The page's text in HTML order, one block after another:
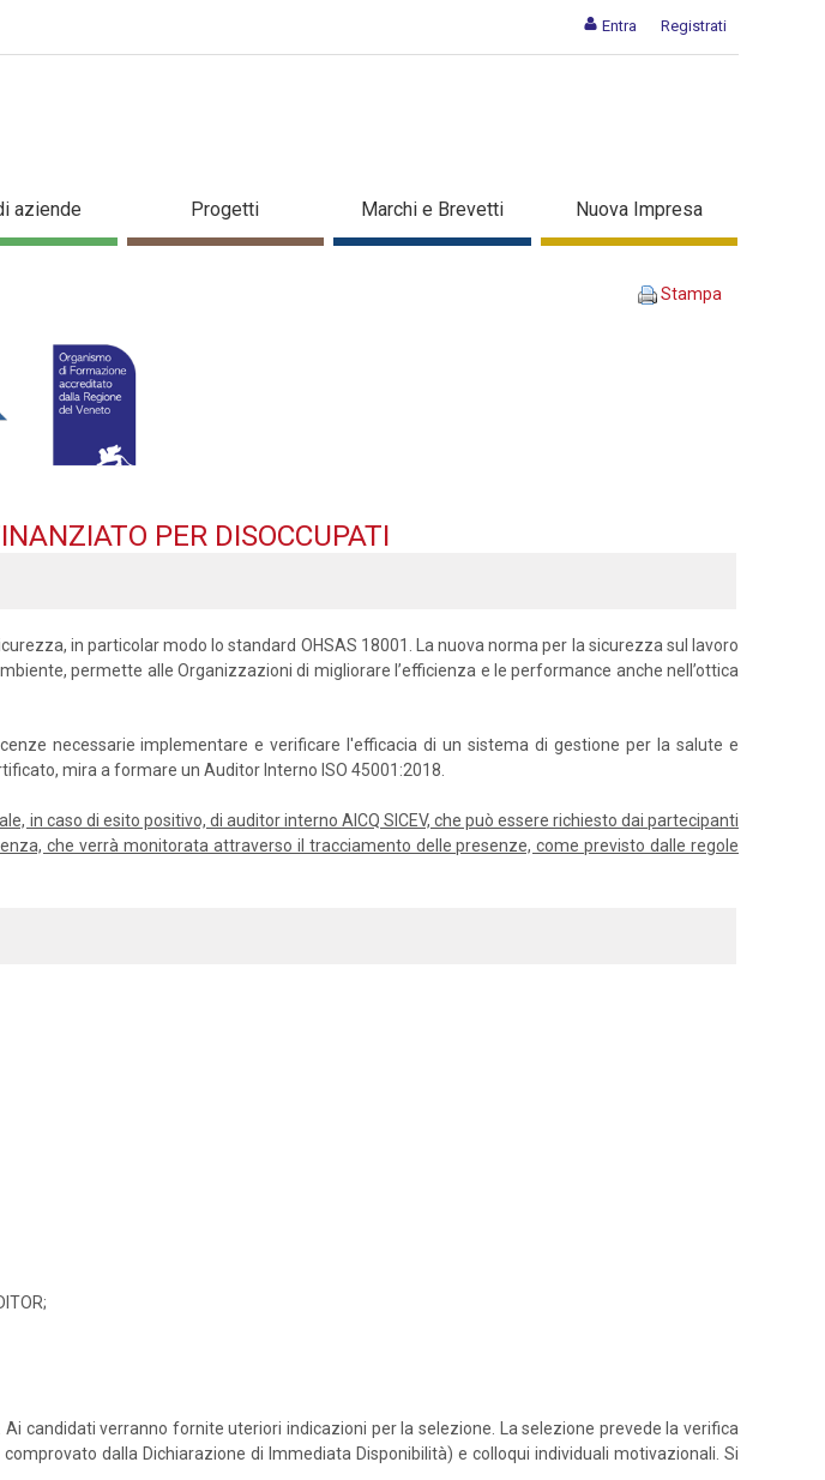
Entra Registrati
OnLine finanziato per disoccupati - Dettaglio
aziende Progetti Marchi e Brevetti Nuova Impresa
Stampa
PER DISOCCUPATI
in particolar modo lo standard OHSAS 18001. La nuova norma per la sicurezza sul lavoro
permette alle Organizzazioni di migliorare l’efficienza e le performance anche nell’ottica
necessarie implementare e verificare l'efficacia di un sistema di gestione per la salute e
mira a formare un Auditor Interno ISO 45001:2018.
in caso di esito positivo, di auditor interno AICQ SICEV, che può essere richiesto dai partecipanti
che verrà monitorata attraverso il tracciamento delle presenze, come previsto dalle regole
Ai candidati verranno fornite uteriori indicazioni per la selezione. La selezione prevede la verifica
dalla Dichiarazione di Immediata Disponibilità) e colloqui individuali motivazionali. Si